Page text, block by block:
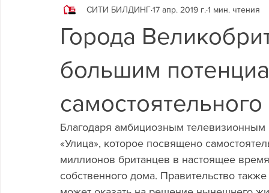
Города
большим
самостоятельного
СИТИ БИЛДИНГ17 апр. 2019 г. 1 мин. чтения
Благодаря амбициозным
«Улица», которое посвящено
миллионов британцев в настоящее
собственного дома. Правительство